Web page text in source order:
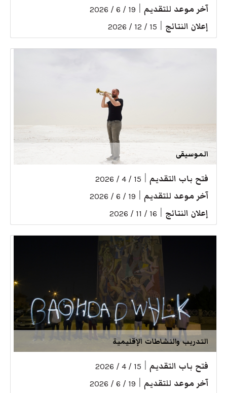
آخر موعد للتقديم 19 / 6 / 2026
إعلان النتائج 15 / 12 / 2026
الموسيقى
فتح باب التقديم 15 / 4 / 2026
آخر موعد للتقديم 19 / 6 / 2026
إعلان النتائج 16 / 11 / 2026
التدريب والنشاطات الإقليمية
فتح باب التقديم 15 / 4 / 2026
آخر موعد للتقديم 19 / 6 / 2026